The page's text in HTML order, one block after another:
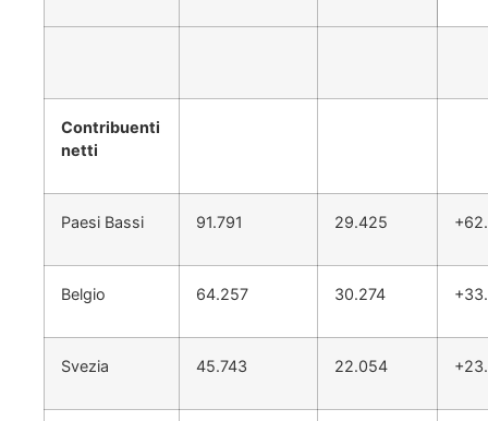
Contribuenti
netti
Paesi Bassi 91.791 29.425
Belgio 64.257 30.274
Svezia 45.743 22.054